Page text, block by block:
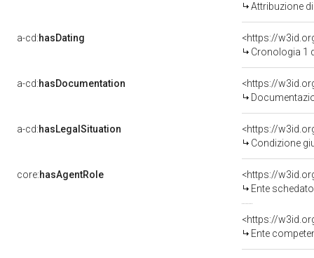
Attribuzione
a-cd:hasDating
<https://
Cronologia 1
a-cd:hasDocumentation
a-cd:hasLegalSituation
Condizione
core:hasAgentRole
<https://
Ente schedatore del bene
<https://
Ente competente per